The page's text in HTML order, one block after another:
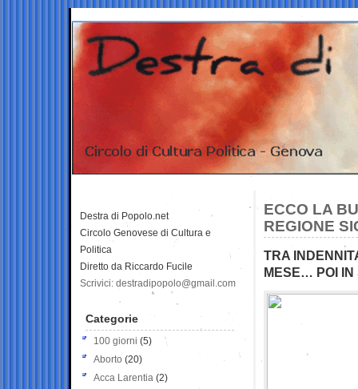
ECCO LA
REGIONE
TRA
MESE… POI IN
Destra di Popolo.net
Circolo Genovese di Cultura e
Politica
Diretto da Riccardo Fucile
Scrivici: destradipopolo@gmail.com
Categorie
100 giorni (5)
Aborto (20)
Acca Larentia (2)